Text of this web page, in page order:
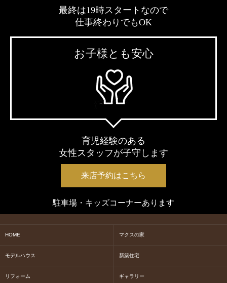
最終は19時スタートなので
仕事終わりでもOK
お子様とも安心
育児経験のある
女性スタッフが子守します
来店予約はこちら
駐車場・キッズコーナーあります
HOME マクスの家
モデルハウス 新築住宅
リフォーム ギャラリー